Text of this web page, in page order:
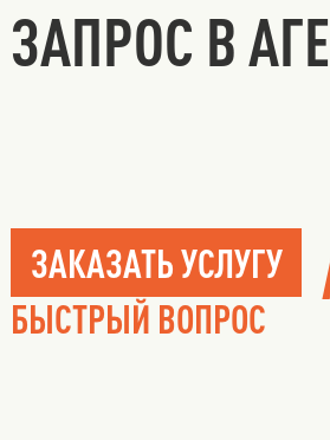
ЗАПРОС В
ЗАКАЗАТЬ УСЛУГУ
БЫСТРЫЙ ВОПРОС